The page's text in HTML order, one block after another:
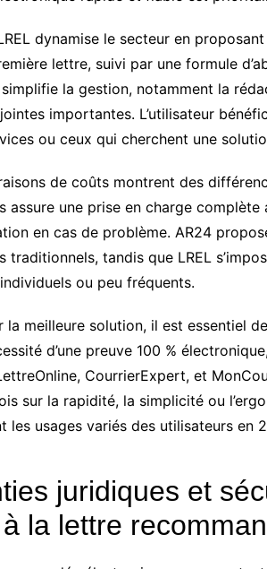
dynamise le secteur en
lettre, suivi par une formule
la gestion, notamment la
importantes. L’utilisateur
ou ceux qui cherchent une
de coûts montrent des
assure une prise en charge
en cas de problème. AR24
traditionnels, tandis que LREL
ou peu fréquents.
la meilleure solution, il est essentiel
d’une preuve 100 %
CourrierExpert, et
sur la rapidité, la simplicité ou
les usages variés des utilisateurs en
juridiques et
la lettre